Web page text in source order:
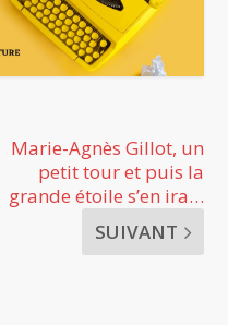
Marie-Agnès Gillot, un
petit tour et puis la
grande étoile s’en ira…
SUIVANT